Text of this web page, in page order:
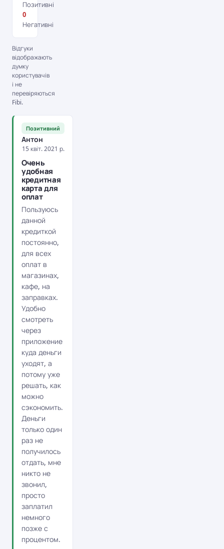
Позитивні
0
Негативні
Відгуки
відображають
думку
користувачів
і не
перевіряються
Fibi.
Позитивний
Антон
15 квіт. 2021 р.
Очень
удобная
кредитная
карта для
оплат
Пользуюсь
данной
кредиткой
постоянно,
для всех
оплат в
магазинах,
кафе, на
заправках.
Удобно
смотреть
через
приложение
куда деньги
уходят, а
потому уже
решать, как
можно
сэкономить.
Деньги
только один
раз не
получилось
отдать, мне
никто не
звонил,
просто
заплатил
немного
позже с
процентом.